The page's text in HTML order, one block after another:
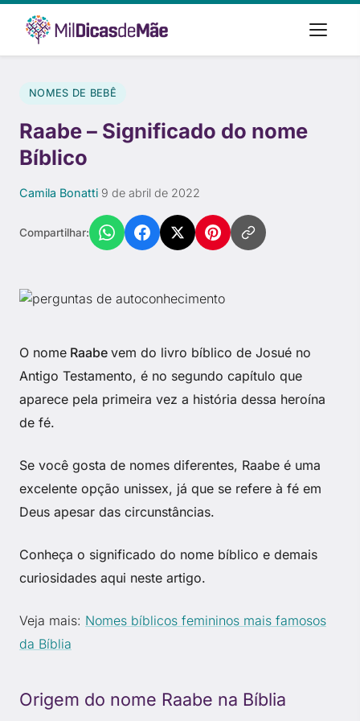
NOMES DE BEBÊ
Raabe – Significado do nome
Bíblico
Camila Bonatti 9 de abril de 2022
Compartilhar:
O nome Raabe vem do livro bíblico de Josué no
Antigo Testamento, é no segundo capítulo que
aparece pela primeira vez a história dessa heroína
de fé.
Se você gosta de nomes diferentes, Raabe é uma
excelente opção unissex, já que se refere à fé em
Deus apesar das circunstâncias.
Conheça o significado do nome bíblico e demais
curiosidades aqui neste artigo.
Veja mais: Nomes bíblicos femininos mais famosos
da Bíblia
Origem do nome Raabe na Bíblia